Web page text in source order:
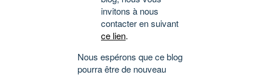
invitons à nous
contacter en suivant
ce lien.
Nous espérons que ce blog
pourra être de nouveau